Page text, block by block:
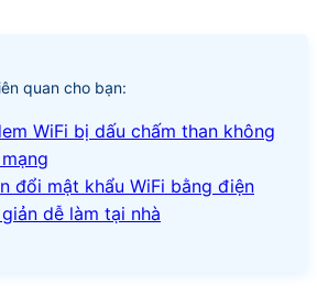
quan cho bạn:
WiFi bị dấu chấm than không
đổi mật khẩu WiFi bằng điện
dễ làm tại nhà